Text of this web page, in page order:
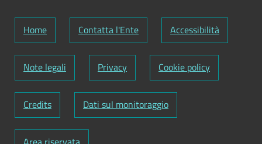
Home Contatta l'Ente Accessibilità
Note legali Privacy Cookie policy
Credits Dati sul monitoraggio